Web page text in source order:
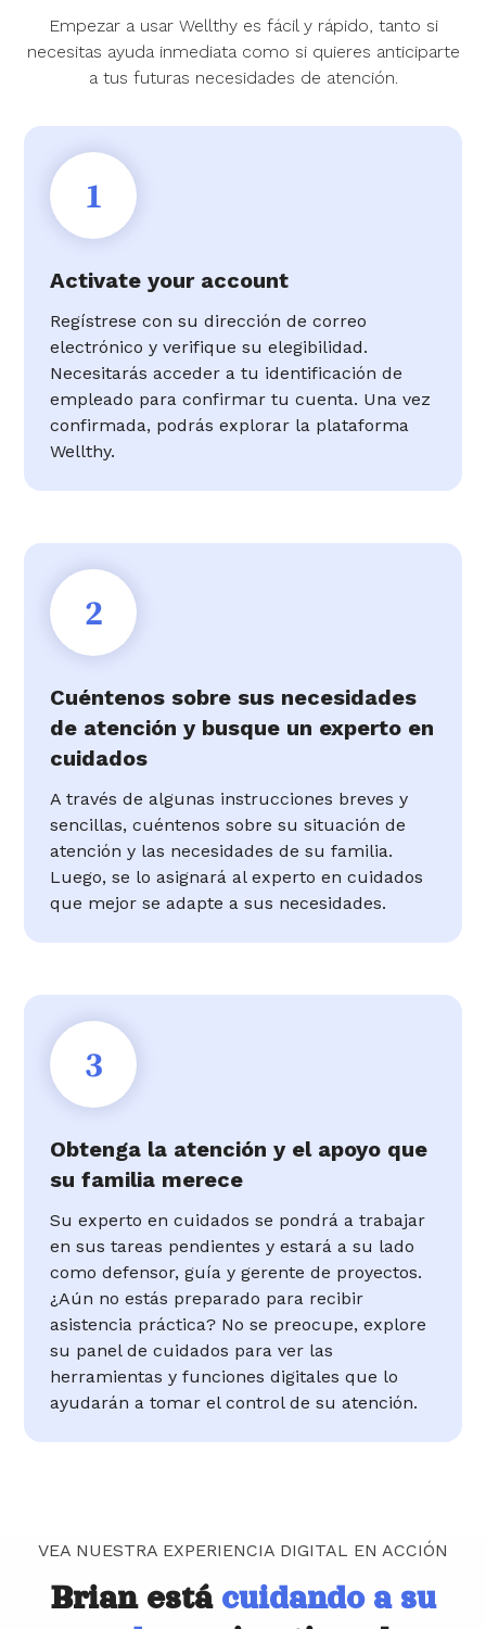
Empezar a usar Wellthy es fácil y rápido, tanto si
necesitas ayuda inmediata como si quieres anticiparte
a tus futuras necesidades de atención.
1
Activate your account
Regístrese con su dirección de correo
electrónico y verifique su elegibilidad.
Necesitarás acceder a tu identificación de
empleado para confirmar tu cuenta. Una vez
confirmada, podrás explorar la plataforma
Wellthy.
2
Cuéntenos sobre sus necesidades
de atención y busque un experto en
cuidados
A través de algunas instrucciones breves y
sencillas, cuéntenos sobre su situación de
atención y las necesidades de su familia.
Luego, se lo asignará al experto en cuidados
que mejor se adapte a sus necesidades.
3
Obtenga la atención y el apoyo que
su familia merece
Su experto en cuidados se pondrá a trabajar
en sus tareas pendientes y estará a su lado
como defensor, guía y gerente de proyectos.
¿Aún no estás preparado para recibir
asistencia práctica? No se preocupe, explore
su panel de cuidados para ver las
herramientas y funciones digitales que lo
ayudarán a tomar el control de su atención.
VEA NUESTRA EXPERIENCIA DIGITAL EN ACCIÓN
Brian está cuidando a su